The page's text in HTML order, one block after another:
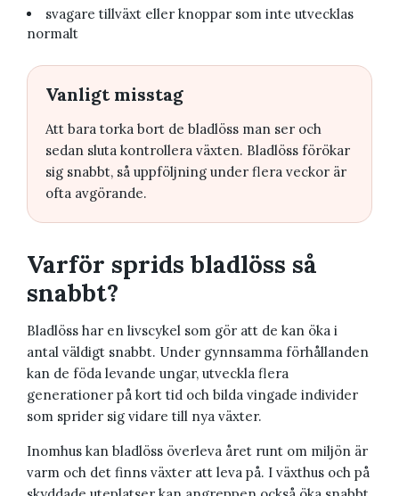
svagare tillväxt eller knoppar som inte utvecklas
normalt
Vanligt misstag
Att bara torka bort de bladlöss man ser och
sedan sluta kontrollera växten. Bladlöss förökar
sig snabbt, så uppföljning under flera veckor är
ofta avgörande.
Varför sprids bladlöss så
snabbt?
Bladlöss har en livscykel som gör att de kan öka i
antal väldigt snabbt. Under gynnsamma förhållanden
kan de föda levande ungar, utveckla flera
generationer på kort tid och bilda vingade individer
som sprider sig vidare till nya växter.
Inomhus kan bladlöss överleva året runt om miljön är
varm och det finns växter att leva på. I växthus och på